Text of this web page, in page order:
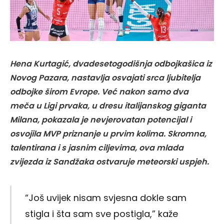
Hena Kurtagić, dvadesetogodišnja odbojkašica iz
Novog Pazara, nastavlja osvajati srca ljubitelja
odbojke širom Evrope. Već nakon samo dva
meča u Ligi prvaka, u dresu italijanskog giganta
Milana, pokazala je nevjerovatan potencijal i
osvojila MVP priznanje u prvim kolima. Skromna,
talentirana i s jasnim ciljevima, ova mlada
zvijezda iz Sandžaka ostvaruje meteorski uspjeh.
“Još uvijek nisam svjesna dokle sam
stigla i šta sam sve postigla,” kaže